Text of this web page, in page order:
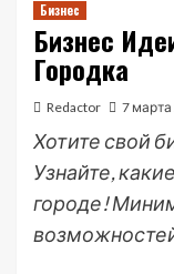
Бизнес
Бизнес
Городка
Redactor 7 марта
Хотите свой
Узнайте,
городе!